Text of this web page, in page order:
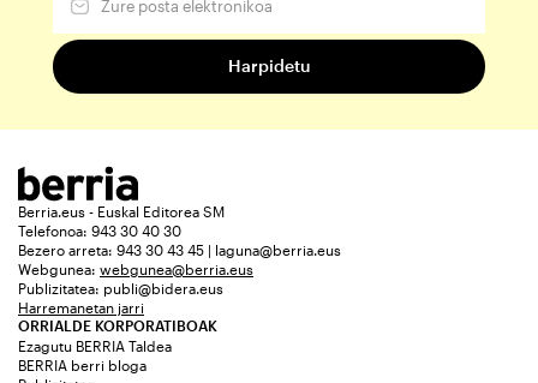
Berria.eus - Euskal Editorea SM
Telefonoa: 943 30 40 30
Bezero arreta: 943 30 43 45 | laguna@berria.eus
Webgunea: webgunea@berria.eus
Publizitatea: publi@bidera.eus
Harremanetan jarri
ORRIALDE KORPORATIBOAK
Ezagutu BERRIA Taldea
BERRIA berri bloga